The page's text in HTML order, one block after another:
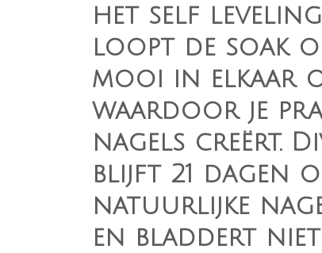
het self leveling
loopt de soak
mooi in elkaar
waardoor je
nagels creërt.
blijft 21 dagen
natuurlijke
en bladdert niet